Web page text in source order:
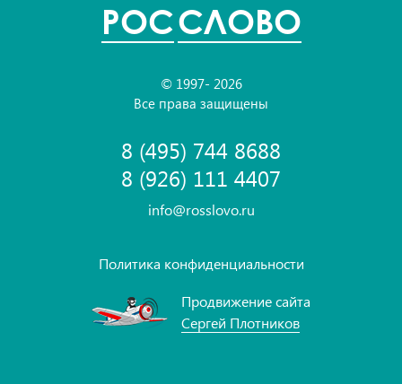
POCСЛОВО
© 1997- 2026
Все права защищены
8 (495) 744 8688
8 (926) 111 4407
info@rosslovo.ru
Политика конфиденциальности
Продвижение сайта
Сергей Плотников